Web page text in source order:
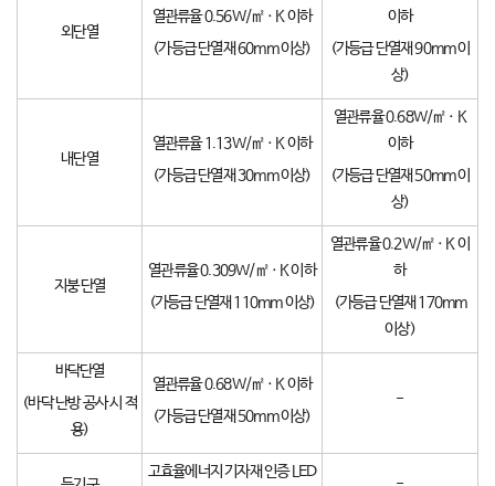
외단열
열관류율 0.56W/㎡ㆍK 이하
(가등급 단열재 60mm 이상)
이하
(가등급 단열재 90mm 이
상)
내단열
열관류율 1.13W/㎡ㆍK 이하
(가등급 단열재 30mm 이상)
열관류율 0.68W/㎡ㆍK
이하
(가등급 단열재 50mm 이
상)
지붕 단열
열관류율 0.309W/㎡ㆍK 이하
(가등급 단열재 110mm 이상)
열관류율 0.2W/㎡ㆍK 이
하
(가등급 단열재 170mm
이상)
바닥단열
(바닥 난방 공사 시 적
용)
열관류율 0.68W/㎡ㆍK 이하
(가등급 단열재 50mm 이상)
-
고효율에너지 기자재 인증 LED